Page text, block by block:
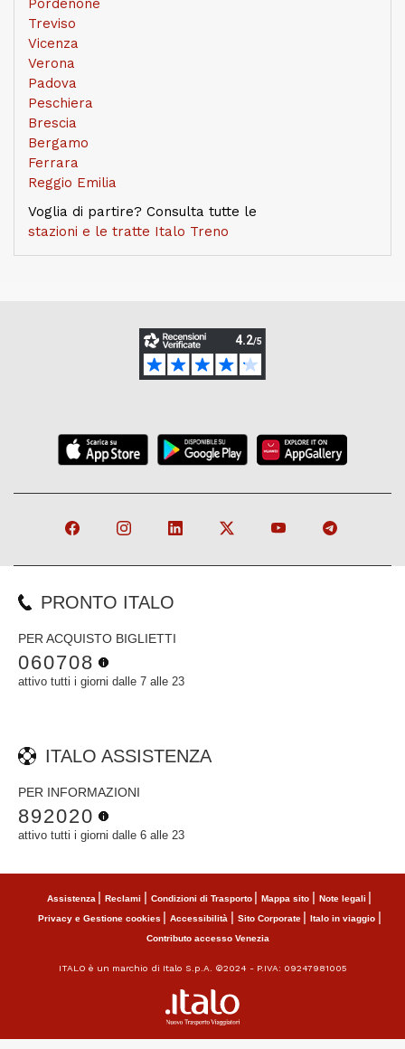
Treviso
Vicenza
Verona
Padova
Peschiera
Brescia
Bergamo
Ferrara
Reggio Emilia
Voglia di partire? Consulta tutte le
stazioni e le tratte Italo Treno
PRONTO ITALO
PER ACQUISTO BIGLIETTI
060708
attivo tutti i giorni dalle 7 alle 23
ITALO ASSISTENZA
PER INFORMAZIONI
892020
attivo tutti i giorni dalle 6 alle 23
Assistenza Reclami Condizioni di Trasporto Mappa sito
Note legali
Privacy e Gestione cookies
Accessibilità Sito Corporate
Italo in viaggio
Contributo accesso Venezia
ITALO è un marchio di Italo S.p.A. ©2024 - P.IVA: 09247981005